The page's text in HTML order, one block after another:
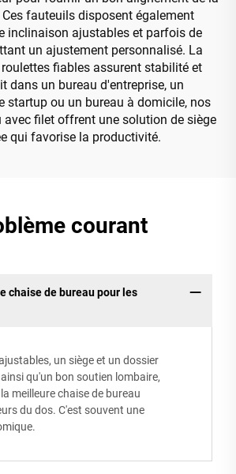
fauteuils disposent également
inclinaison ajustables et parfois de
un ajustement personnalisé. La
fiables assurent stabilité et
dans un bureau d'entreprise, un
startup ou un bureau à domicile, nos
filet offrent une solution de siège
qui favorise la productivité.
courant
chaise de bureau pour les
un siège et un dossier
qu'un bon soutien lombaire,
meilleure chaise de bureau
du dos. C'est souvent une